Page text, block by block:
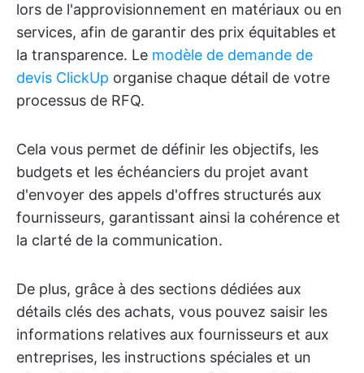
lors de l'approvisionnement en matériaux ou en
services, afin de garantir des prix équitables et
la transparence. Le modèle de demande de
devis ClickUp organise chaque détail de votre
processus de RFQ.
Cela vous permet de définir les objectifs, les
budgets et les échéanciers du projet avant
d'envoyer des appels d'offres structurés aux
fournisseurs, garantissant ainsi la cohérence et
la clarté de la communication.
De plus, grâce à des sections dédiées aux
détails clés des achats, vous pouvez saisir les
informations relatives aux fournisseurs et aux
entreprises, les instructions spéciales et un